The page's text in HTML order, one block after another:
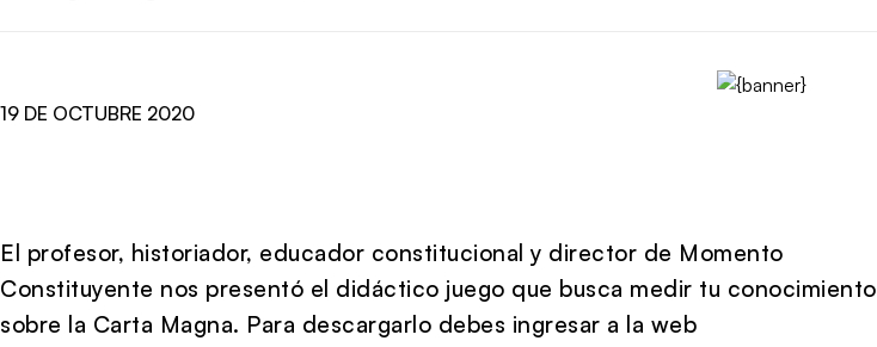
19 DE OCTUBRE 2020
El profesor, historiador, educador constitucional y director de Momento
Constituyente nos presentó el didáctico juego que busca medir tu conocimiento
sobre la Carta Magna. Para descargarlo debes ingresar a la web